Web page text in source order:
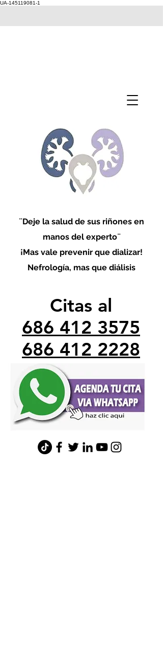
UA-145119081-1
¨Deje la salud de sus riñones en
manos del experto¨
¡Mas vale prevenir que dializar!
Nefrología, mas que diálisis
Citas al
686 412 3575
686 412 2228
minefrologo@gmail.com